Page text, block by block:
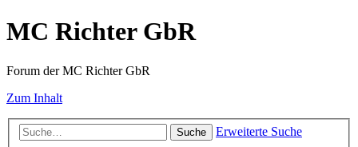
MC Richter GbR
Forum der MC Richter GbR
Zum Inhalt
Suche Erweiterte Suche